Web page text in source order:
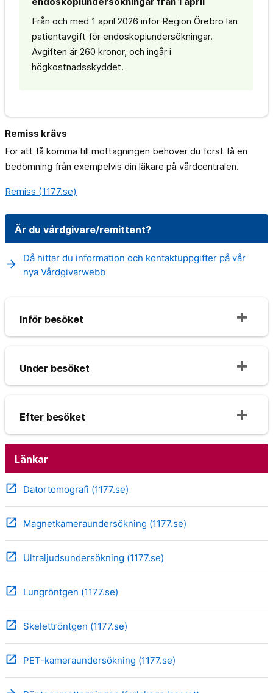
Från och med 1 april 2026 inför Region Örebro län
patientavgift för endoskopiundersökningar.
Avgiften är 260 kronor, och ingår i
högkostnadsskyddet.
Remiss krävs
För att få komma till mottagningen behöver du först få en
bedömning från exempelvis din läkare på vårdcentralen.
Remiss (1177.se)
Är du vårdgivare/remittent?
arrow_forward
Då hittar du information och kontaktuppgifter på vår
nya Vårdgivarwebb
Inför besöket
Under besöket
Efter besöket
Länkar
open_in_new Datortomografi (1177.se)
open_in_new Magnetkameraundersökning (1177.se)
open_in_new Ultraljudsundersökning (1177.se)
open_in_new Lungröntgen (1177.se)
open_in_new Skelettröntgen (1177.se)
open_in_new PET-kameraundersökning (1177.se)